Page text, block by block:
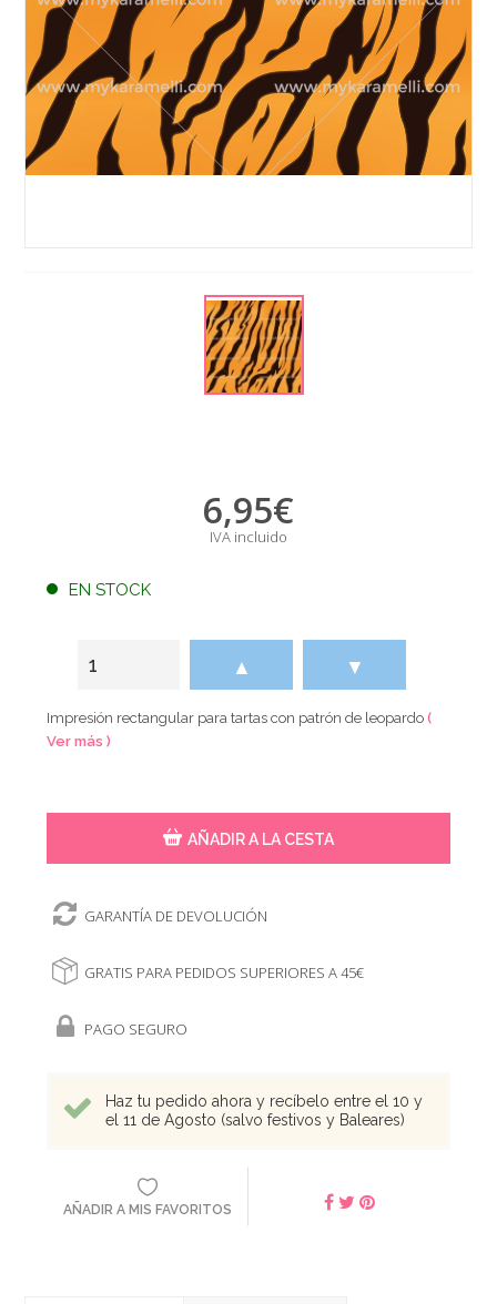
6,95€
IVA incluido
EN STOCK
▲ ▼
Impresión rectangular para tartas con patrón de leopardo(
Ver más )
AÑADIR A LA CESTA
GARANTÍA DE DEVOLUCIÓN
GRATIS PARA PEDIDOS SUPERIORES A 45€
PAGO SEGURO
Haz tu pedido ahora y recíbelo entre el 10 y
el 11 de Agosto (salvo festivos y Baleares)
AÑADIR A MIS FAVORITOS